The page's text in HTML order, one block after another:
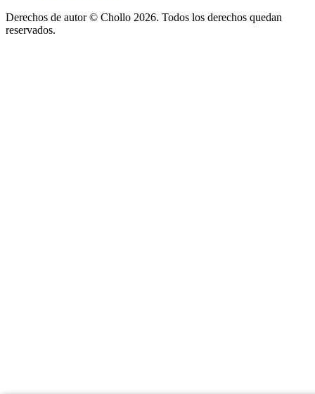
Derechos de autor © Chollo 2026. Todos los derechos quedan
reservados.